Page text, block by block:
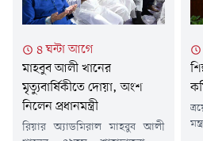
৪ ঘন্টা আগে
মাহবুব আলী খানের
মৃত্যুবার্ষিকীতে দোয়া, অংশ
নিলেন প্রধানমন্ত্রী
রিয়ার অ্যাডমিরাল মাহবুব আলী